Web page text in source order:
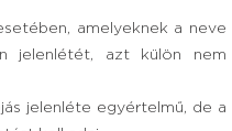
amelyeknek a neve
jelenlétét, azt külön nem
jelenléte egyértelmű, de a